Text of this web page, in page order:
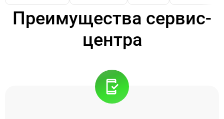
Преимущества сервис-
центра